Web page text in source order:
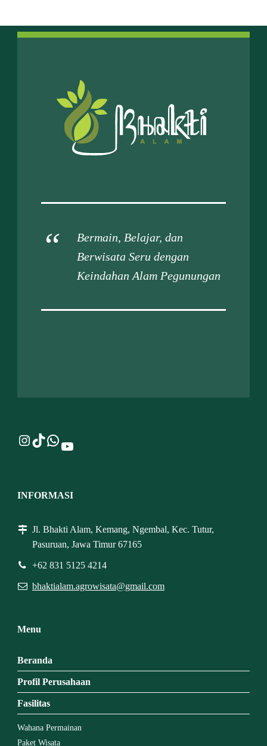
Bermain, Belajar, dan
Berwisata Seru dengan
Keindahan Alam Pegunungan
Instagram
TikTok
WhatsApp
YouTube
INFORMASI
Jl. Bhakti Alam, Kemang, Ngembal, Kec. Tutur,
Pasuruan, Jawa Timur 67165
+62 831 5125 4214
bhaktialam.agrowisata@gmail.com
Menu
Beranda
Profil Perusahaan
Fasilitas
Wahana Permainan
Paket Wisata